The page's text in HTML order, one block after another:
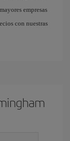
empresas
con nuestras